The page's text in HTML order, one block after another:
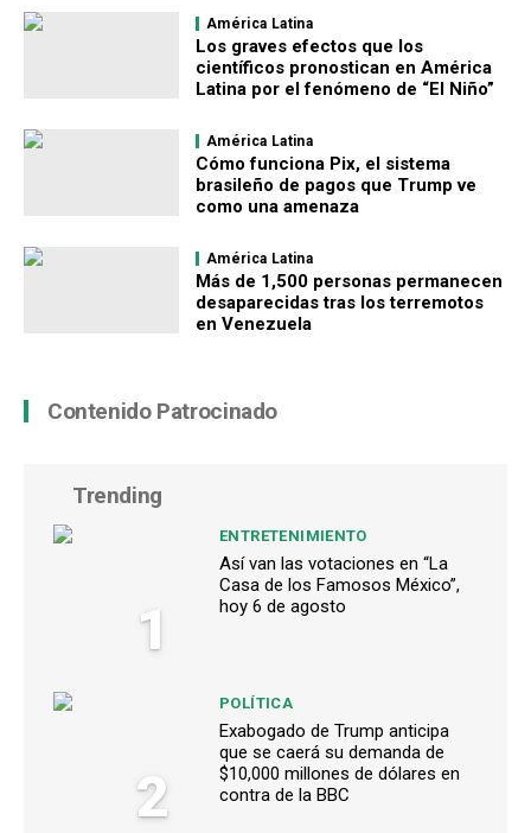
América Latina
Los graves efectos que los
científicos pronostican en América
Latina por el fenómeno de “El Niño”
América Latina
Cómo funciona Pix, el sistema
brasileño de pagos que Trump ve
como una amenaza
América Latina
Más de 1,500 personas permanecen
desaparecidas tras los terremotos
en Venezuela
Contenido Patrocinado
Trending
1
ENTRETENIMIENTO
Así van las votaciones en “La
Casa de los Famosos México”,
hoy 6 de agosto
2
POLÍTICA
Exabogado de Trump anticipa
que se caerá su demanda de
$10,000 millones de dólares en
contra de la BBC